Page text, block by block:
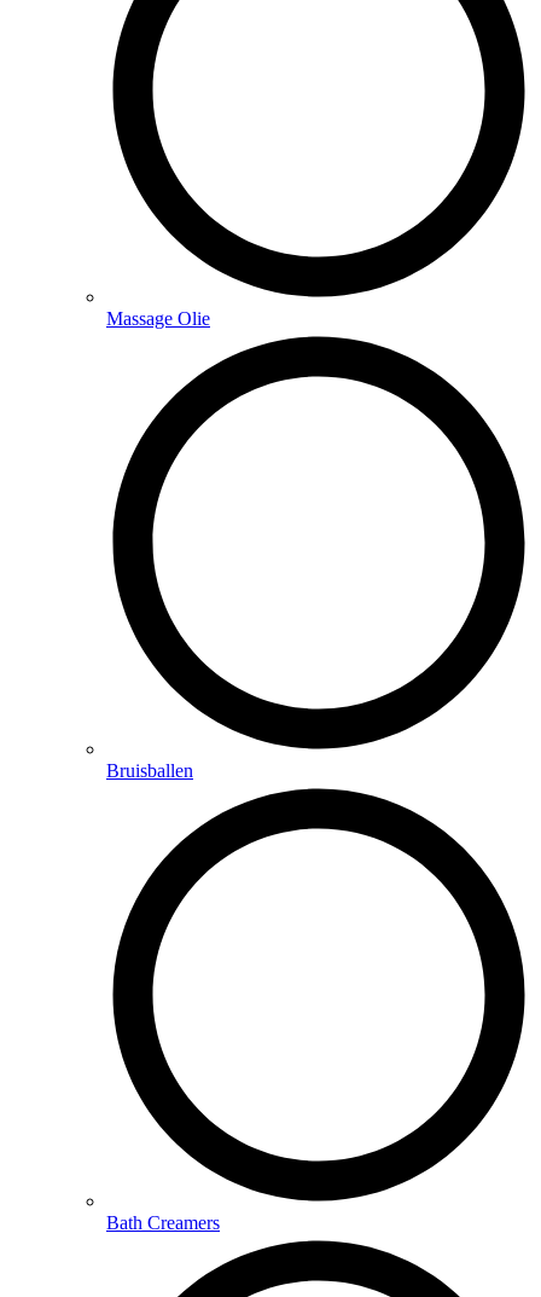
Massage Olie
Bruisballen
Bath Creamers